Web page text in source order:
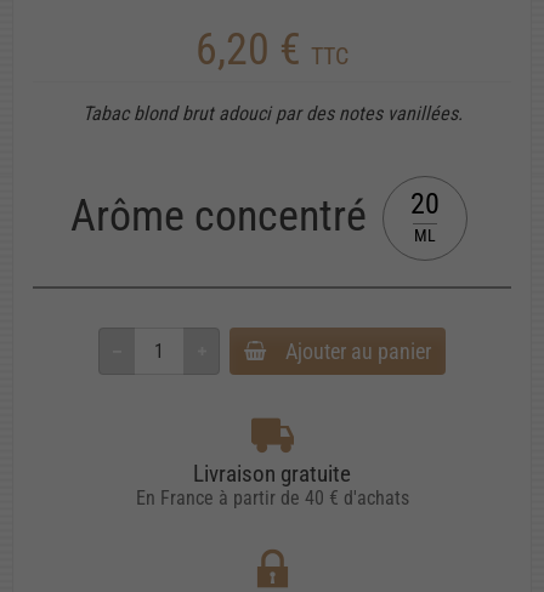
6,20 € TTC
Tabac blond brut adouci par des notes vanillées.
Arôme concentré 20
ML
Ajouter au panier
Livraison gratuite
En France à partir de 40 € d'achats